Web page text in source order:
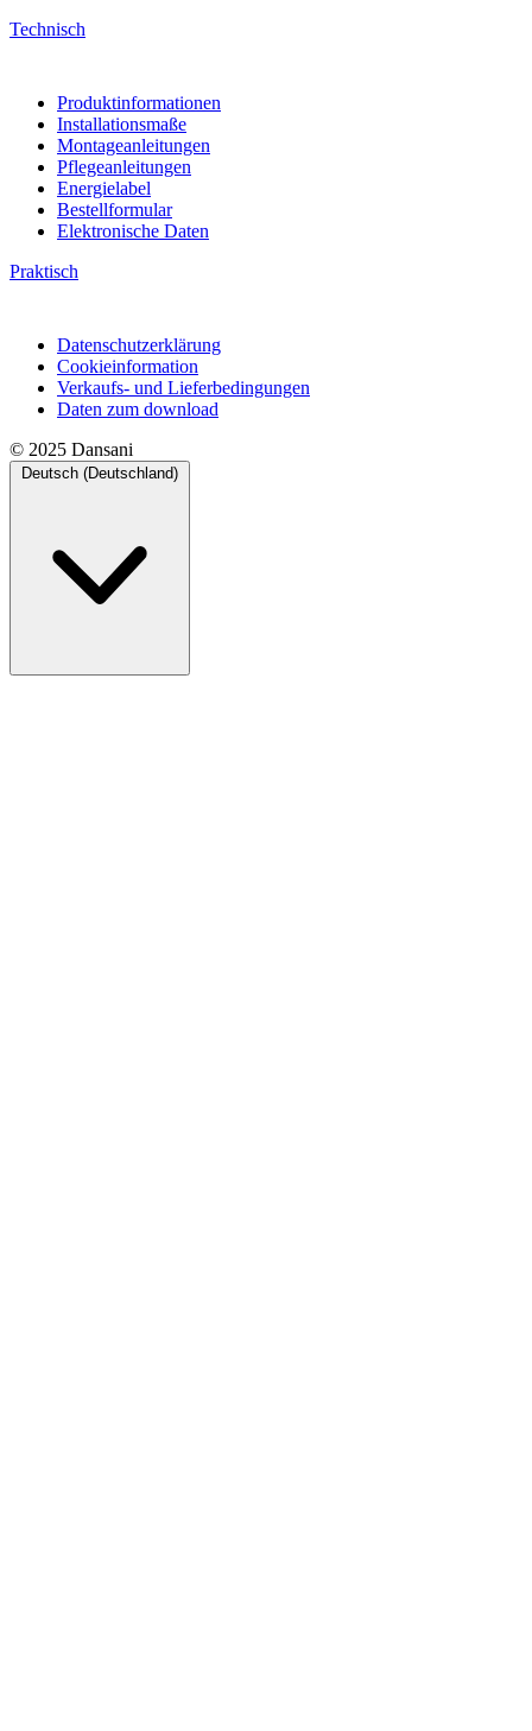
Technisch
Produktinformationen
Installationsmaße
Montageanleitungen
Pflegeanleitungen
Energielabel
Bestellformular
Elektronische Daten
Praktisch
Datenschutzerklärung
Cookieinformation
Verkaufs- und Lieferbedingungen
Daten zum download
© 2025 Dansani
Deutsch (Deutschland)